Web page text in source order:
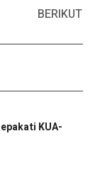
BERIKUT
KUA-